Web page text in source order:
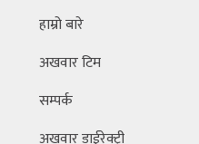
हाम्रो बारे
अखवार टिम
सम्पर्क
अखवार डाईरेक्ट्री